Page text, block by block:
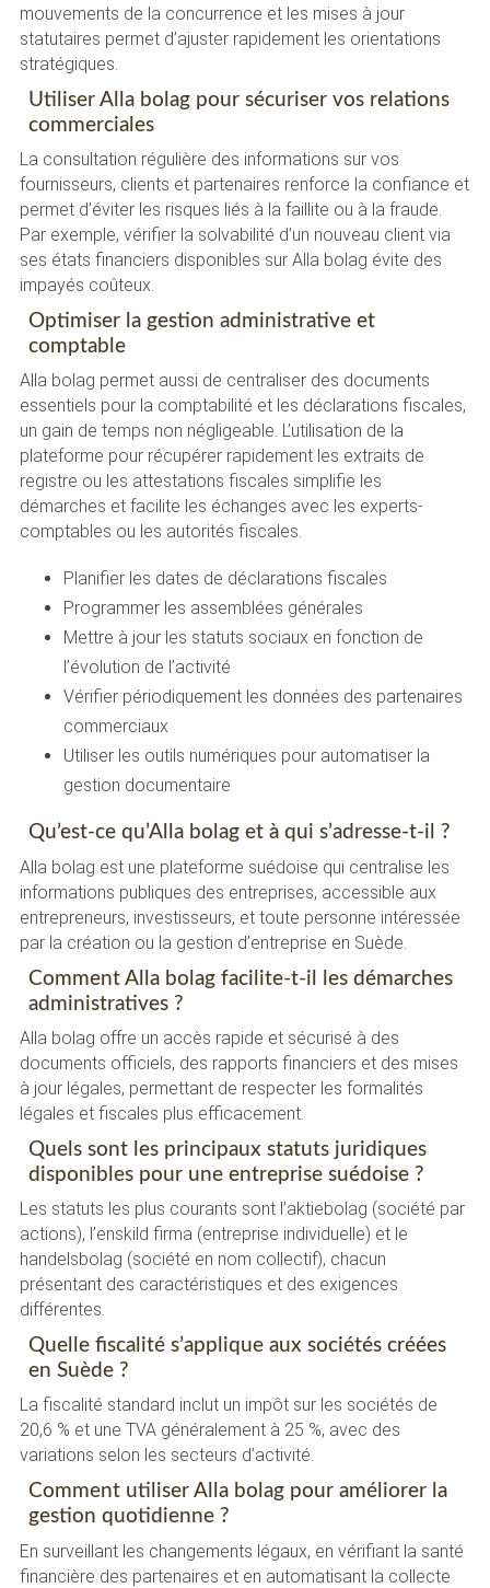
mouvements de la concurrence et les mises à jour
statutaires permet d’ajuster rapidement les orientations
stratégiques.
Utiliser Alla bolag pour sécuriser vos relations
commerciales
La consultation régulière des informations sur vos
fournisseurs, clients et partenaires renforce la confiance et
permet d’éviter les risques liés à la faillite ou à la fraude.
Par exemple, vérifier la solvabilité d’un nouveau client via
ses états financiers disponibles sur Alla bolag évite des
impayés coûteux.
Optimiser la gestion administrative et
comptable
Alla bolag permet aussi de centraliser des documents
essentiels pour la comptabilité et les déclarations fiscales,
un gain de temps non négligeable. L’utilisation de la
plateforme pour récupérer rapidement les extraits de
registre ou les attestations fiscales simplifie les
démarches et facilite les échanges avec les experts-
comptables ou les autorités fiscales.
Planifier les dates de déclarations fiscales
Programmer les assemblées générales
Mettre à jour les statuts sociaux en fonction de
l’évolution de l’activité
Vérifier périodiquement les données des partenaires
commerciaux
Utiliser les outils numériques pour automatiser la
gestion documentaire
Qu’est-ce qu’Alla bolag et à qui s’adresse-t-il ?
Alla bolag est une plateforme suédoise qui centralise les
informations publiques des entreprises, accessible aux
entrepreneurs, investisseurs, et toute personne intéressée
par la création ou la gestion d’entreprise en Suède.
Comment Alla bolag facilite-t-il les démarches
administratives ?
Alla bolag offre un accès rapide et sécurisé à des
documents officiels, des rapports financiers et des mises
à jour légales, permettant de respecter les formalités
légales et fiscales plus efficacement.
Quels sont les principaux statuts juridiques
disponibles pour une entreprise suédoise ?
Les statuts les plus courants sont l’aktiebolag (société par
actions), l’enskild firma (entreprise individuelle) et le
handelsbolag (société en nom collectif), chacun
présentant des caractéristiques et des exigences
différentes.
Quelle fiscalité s’applique aux sociétés créées
en Suède ?
La fiscalité standard inclut un impôt sur les sociétés de
20,6 % et une TVA généralement à 25 %, avec des
variations selon les secteurs d’activité.
Comment utiliser Alla bolag pour améliorer la
gestion quotidienne ?
En surveillant les changements légaux, en vérifiant la santé
financière des partenaires et en automatisant la collecte